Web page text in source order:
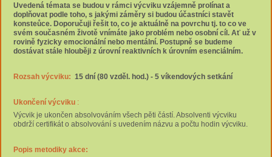
Uvedená témata se budou v rámci výcviku vzájemně prolínat a
doplňovat podle toho, s jakými záměry si budou účastníci stavět
konsteůce. Doporučuji řešit to, co je aktuálně na povrchu tj. to co ve
svém současném životě vnímáte jako problém nebo osobní cíl. Ať už v
rovině fyzicky emocionální nebo mentální. Postupně se budeme
dostávat stále hlouběji z úrovní reaktivních k úrovním esenciálním.
Rozsah výcviku: 15 dní (80 vzděl. hod.) - 5 víkendových setkání
Ukončení výcviku :
Výcvik je ukončen absolvováním všech pěti částí. Absolventi výcviku
obdrží certifikát o absolvování s uvedením názvu a počtu hodin výcviku.
Popis metodiky akce: